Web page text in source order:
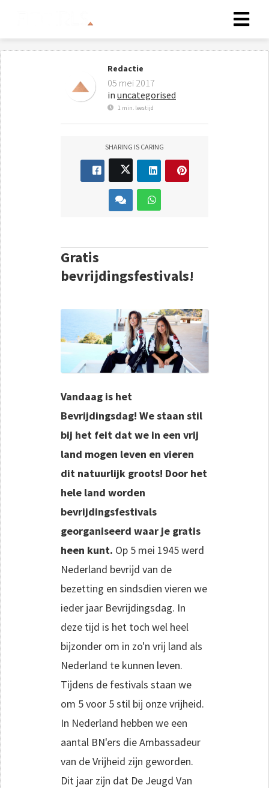
Redactie
05 mei 2017
in uncategorised
1 min. leestijd
SHARING IS CARING
Gratis
bevrijdingsfestivals!
Vandaag is het
Bevrijdingsdag! We staan stil
bij het feit dat we in een vrij
land mogen leven en vieren
dit natuurlijk groots! Door het
hele land worden
bevrijdingsfestivals
georganiseerd waar je gratis
heen kunt. Op 5 mei 1945 werd
Nederland bevrijd van de
bezetting en sindsdien vieren we
ieder jaar Bevrijdingsdag. In
deze tijd is het toch wel heel
bijzonder om in zo'n vrij land als
Nederland te kunnen leven.
Tijdens de festivals staan we
om 5 voor 5 stil bij onze vrijheid.
In Nederland hebben we een
aantal BN'ers die Ambassadeur
van de Vrijheid zijn geworden.
Dit jaar zijn dat De Jeugd Van